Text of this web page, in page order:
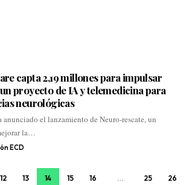
capta 2,19 millones para impulsar
proyecto de IA y telemedicina para
neurológicas
el lanzamiento de Neuro-rescate, un
la…
ECD
12 13 14 15 16 … 25 26